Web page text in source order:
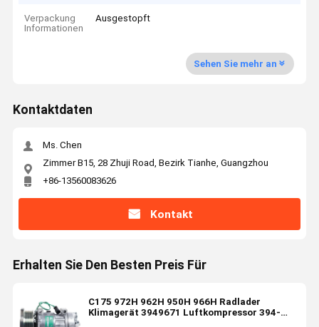
Verpackung
Informationen
Ausgestopft
Sehen Sie mehr an
Kontaktdaten
Ms. Chen
Zimmer B15, 28 Zhuji Road, Bezirk Tianhe, Guangzhou
+86-13560083626
Kontakt
Erhalten Sie Den Besten Preis Für
C175 972H 962H 950H 966H Radlader
Klimagerät 3949671 Luftkompressor 394-